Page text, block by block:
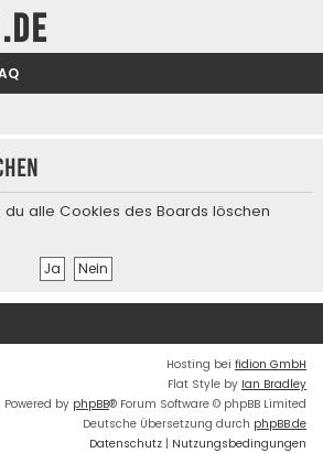
du alle Cookies des Boards löschen
Hosting bei fidion GmbH
Flat Style by Ian Bradley
Powered by phpBB® Forum Software © phpBB Limited
Deutsche Übersetzung durch phpBB.de
Datenschutz | Nutzungsbedingungen